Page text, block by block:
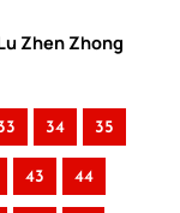
Zhen Zhong
34 35
43 44